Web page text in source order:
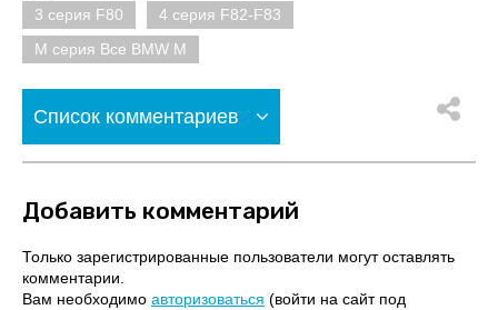
3 серия F80
4 серия F82-F83
M серия Все BMW M
Список комментариев
Добавить комментарий
Только зарегистрированные пользователи могут оставлять
комментарии.
Вам необходимо авторизоваться (войти на сайт под